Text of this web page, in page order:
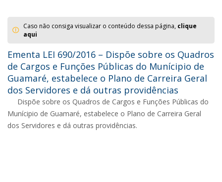
Caso não consiga visualizar o conteúdo dessa página, clique
aqui
Ementa LEI 690/2016 – Dispõe sobre os Quadros
de Cargos e Funções Públicas do Munícipio de
Guamaré, estabelece o Plano de Carreira Geral
dos Servidores e dá outras providências
Dispõe sobre os Quadros de Cargos e Funções Públicas do
Munícipio de Guamaré, estabelece o Plano de Carreira Geral
dos Servidores e dá outras providências.